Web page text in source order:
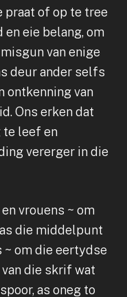
praat of op te tree
eie belang, om
van enige
deur ander selfs
ontkenning van
Ons erken dat
te leef en
vererger in die
vrouens ~ om
die middelpunt
om die eertydse
die skrif wat
as oneg to